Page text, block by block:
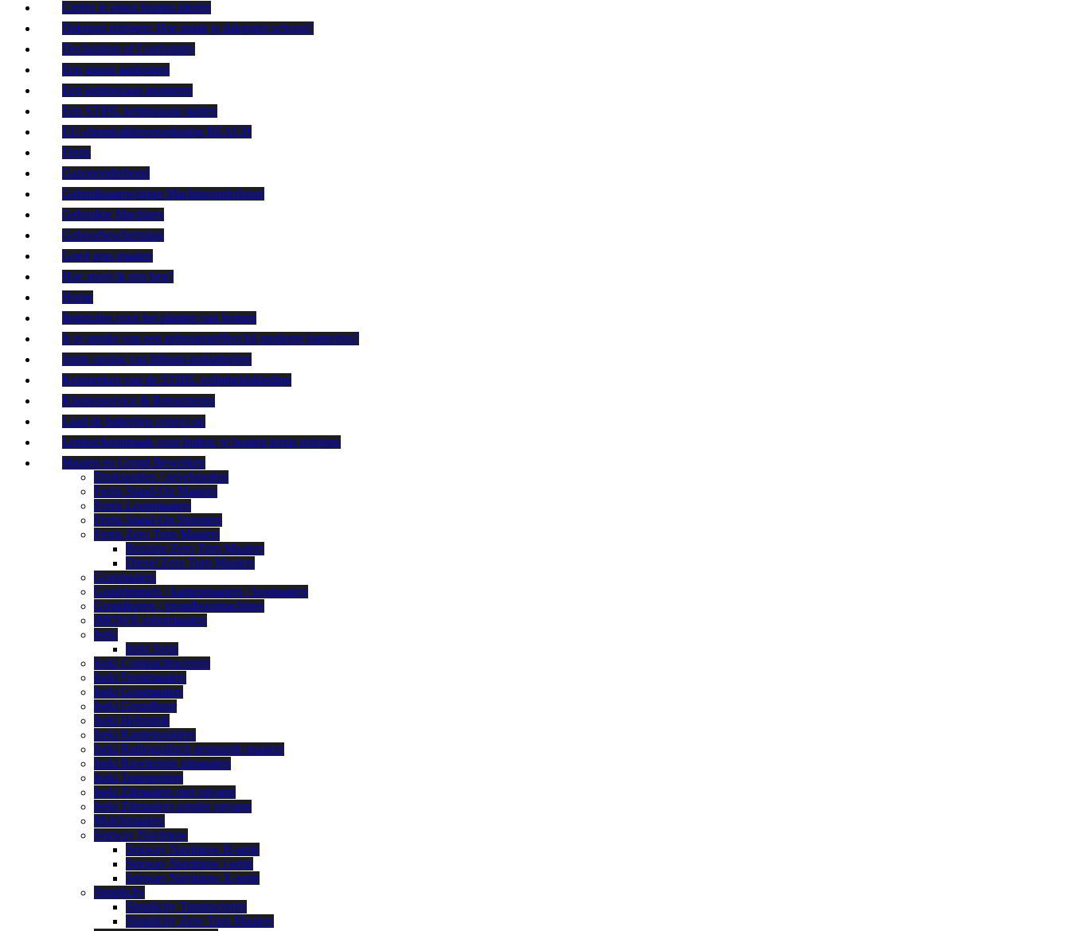
Creëer je eigen houten ideeën
Dakgoot reinigen: Hoe maak je dakgoten schoon?
Declaration of Conformity
Een gazon aanleggen
Een kettingzaag monteren
Een STIHL kettingzaag starten
EU-chemicaliënverordening REACH
Ferris
Gazononderhoud
Gebruiksaanwijzing Machineonderhoud
Gebruikte Machines
Gehoorbescherming
Goed gras maaien
Hoe snoei ik een heg?
Home
Instructies voor het planten van bomen
Is er sprake van een geheugeneffect bij moderne batterijen?
Juiste opslag van lithium-ionbatterijen
Kenmerken van de STIHL veiligheidskleding
Klantenservice & Retourneren
Laad de batterijen correct op
Lenteschoonmaak voor buiten: je houten terras reinigen
Maaien en Grond Bewerken
Drukspuiten / nevelspuiten
Ferris Stand-On Maaiers
Ferris Loopmaaiers
Ferris Stand-On Strooiers
Ferris Zero Turn Maaiers
Benzine Zero Turn Maaiers
Diesel Zero Turn Maaiers
Grasmaaiers
Grastrimmers / kantenmaaiers / bosmaaiers
Grondboren / grondboormachines
iMOW® robotmaaiers
Iseki
Iseki Serie
Iseki Compacttractoren
Iseki Frontmaaiers
Iseki Grasmaaiers
Iseki Grondboor
Iseki Helmstok
Iseki Kantensnijders
Iseki Radiografisch gestuurde maaiers
Iseki Ruwterrein zitmaaiers
Iseki Transporters
Iseki Zitmaaiers met opvang
Iseki Zitmaaiers zonder opvang
Mulchmaaiers
Segway Navimow
Segway Navimow H-serie
Segway Navimow i-serie
Segway Navimow X-serie
Simplicity
Simplicity Tuintractoren
Simplicity Zero Turn Maaiers